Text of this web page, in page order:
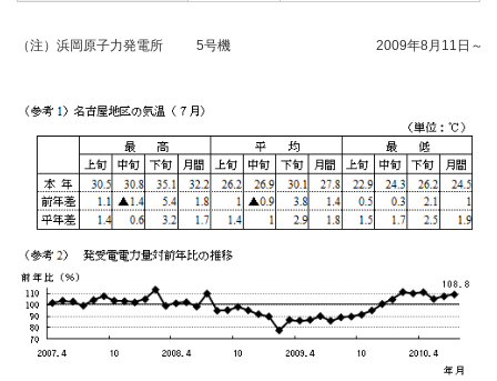
（注）浜岡原子力発電所 5号機 2009年8月11日～